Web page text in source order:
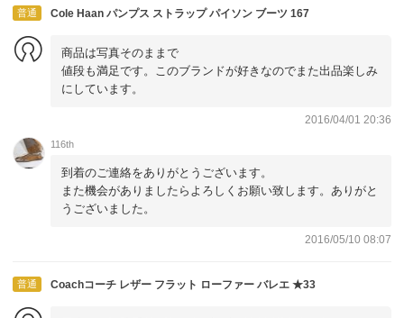
普通 Cole Haan パンプス ストラップ パイソン ブーツ 167
商品は写真そのままで
値段も満足です。このブランドが好きなのでまた出品楽しみ
にしています。
2016/04/01 20:36
116th
到着のご連絡をありがとうございます。
また機会がありましたらよろしくお願い致します。ありがと
うございました。
2016/05/10 08:07
普通 Coachコーチ レザー フラット ローファー バレエ ★33